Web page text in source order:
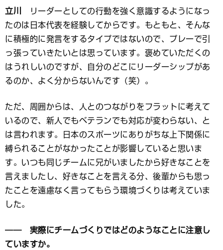
立川
リーダーとしての行動を強く意識するようになっ
たのは日本代表を経験してからです。もともと、そんな
に積極的に発言をするタイプではないので、プレーで引
っ張っていきたいとは思っています。褒めていただくの
はうれしいのですが、自分のどこにリーダーシップがあ
るのか、よく分からないんです（笑）。
ただ、周囲からは、人とのつながりをフラットに考えて
いるので、新人でもベテランでも対応が変わらない、と
は言われます。日本のスポーツにありがちな上下関係に
縛られることがなかったことが影響していると思いま
す。いつも同じチームに兄がいましたから好きなことを
言えましたし、好きなことを言える分、後輩からも思っ
たことを遠慮なく言ってもらう環境づくりは考えていま
した。
―― 実際にチームづくりではどのようなことに注意し
ていますか。